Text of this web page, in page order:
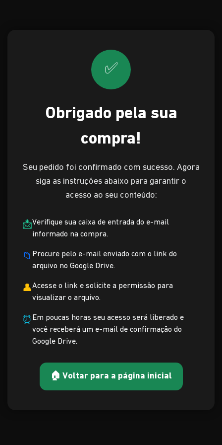
✅
Obrigado pela sua
compra!
Seu pedido foi confirmado com sucesso. Agora
siga as instruções abaixo para garantir o
acesso ao seu conteúdo:
📩Verifique sua caixa de entrada do e-mail
informado na compra.
📁 Procure pelo e-mail enviado com o link do
arquivo no Google Drive.
👤Acesse o link e solicite a permissão para
visualizar o arquivo.
⏰ Em poucas horas seu acesso será liberado e
você receberá um e-mail de confirmação do
Google Drive.
🏠 Voltar para a página inicial